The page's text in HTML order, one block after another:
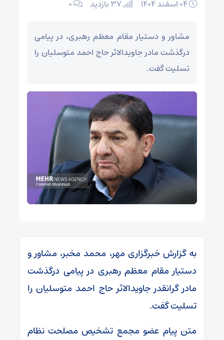
۰
مشاور و دستیار مقام معظم رهبری، در پیامی
درگذشت مادر جاویدالاثر حاج احمد متوسلیان را
تسلیت گفت.
به گزارش خبرگزاری مهر، محمد مخبر، مشاور و
دستیار مقام معظم رهبری در پیامی درگذشت
مادر گرانقدر جاویدالاثر حاج احمد متوسلیان را
تسلیت گفت.
متن پیام عضو مجمع تشخیص مصلحت نظام